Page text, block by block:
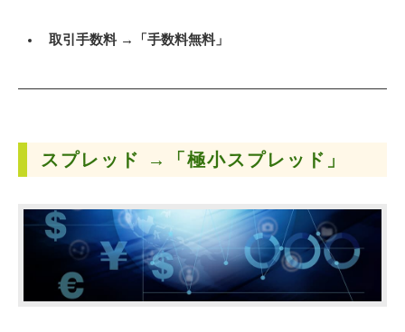
取引手数料 →「手数料無料」
スプレッド → 「極小スプレッド」